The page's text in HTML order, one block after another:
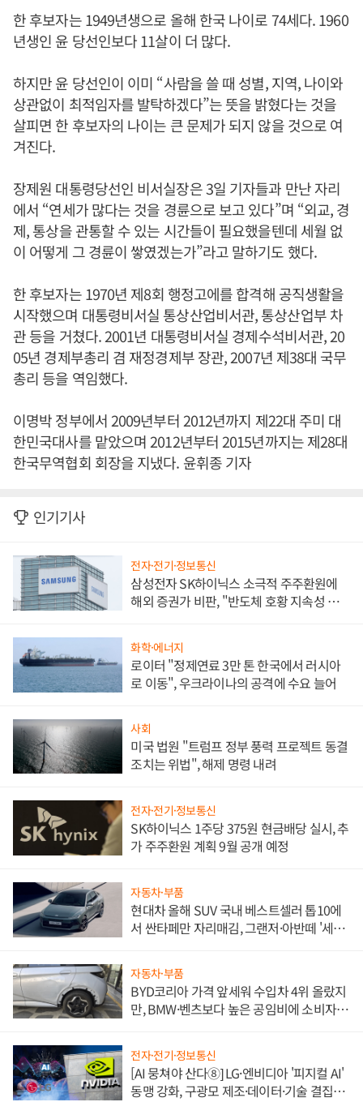
한 후보자는 1949년생으로 올해 한국 나이로 74세다. 1960
년생인 윤 당선인보다 11살이 더 많다.
하지만 윤 당선인이 이미 “사람을 쓸 때 성별, 지역, 나이와
상관없이 최적임자를 발탁하겠다”는 뜻을 밝혔다는 것을
살피면 한 후보자의 나이는 큰 문제가 되지 않을 것으로 여
겨진다.
장제원 대통령당선인 비서실장은 3일 기자들과 만난 자리
에서 “연세가 많다는 것을 경륜으로 보고 있다”며 “외교, 경
제, 통상을 관통할 수 있는 시간들이 필요했을텐데 세월 없
이 어떻게 그 경륜이 쌓였겠는가”라고 말하기도 했다.
한 후보자는 1970년 제8회 행정고에를 합격해 공직생활을
시작했으며 대통령비서실 통상산업비서관, 통상산업부 차
관 등을 거쳤다. 2001년 대통령비서실 경제수석비서관, 20
05년 경제부총리 겸 재정경제부 장관, 2007년 제38대 국무
총리 등을 역임했다.
이명박 정부에서 2009년부터 2012년까지 제22대 주미 대
한민국대사를 맡았으며 2012년부터 2015년까지는 제28대
한국무역협회 회장을 지냈다. 윤휘종 기자
인기기사
전자·전기·정보통신
삼성전자 SK하이닉스 소극적 주주환원에
해외 증권가 비판, "반도체 호황 지속성 의
화학·에너지
로이터 "정제연료 3만 톤 한국에서 러시아
로 이동", 우크라이나의 공격에 수요 늘어
사회
미국 법원 "트럼프 정부 풍력 프로젝트 동결
조치는 위법", 해제 명령 내려
전자·전기·정보통신
SK하이닉스 1주당 375원 현금배당 실시, 추
가 주주환원 계획 9월 공개 예정
자동차·부품
현대차 올해 SUV 국내 베스트셀러 톱10에
서 싼타페만 자리매김, 그랜저·아반떼 '세단
자동차·부품
BYD코리아 가격 앞세워 수입차 4위 올랐지
만, BMW·벤츠보다 높은 공임비에 소비자
전자·전기·정보통신
[AI 뭉쳐야 산다⑧] LG·엔비디아 '피지컬 AI'
동맹 강화, 구광모 제조·데이터·기술 결집